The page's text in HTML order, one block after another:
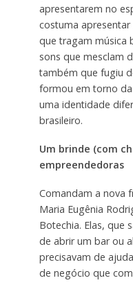
apresentarem no
costuma
que tragam música
sons que mesclam
também que fugiu
formou em torno
uma identidade
brasileiro.
Um brinde (com
empreendedoras
Comandam a nova
Maria Eugênia
Botechia. Elas, que
de abrir um bar ou
precisavam de
de negócio que